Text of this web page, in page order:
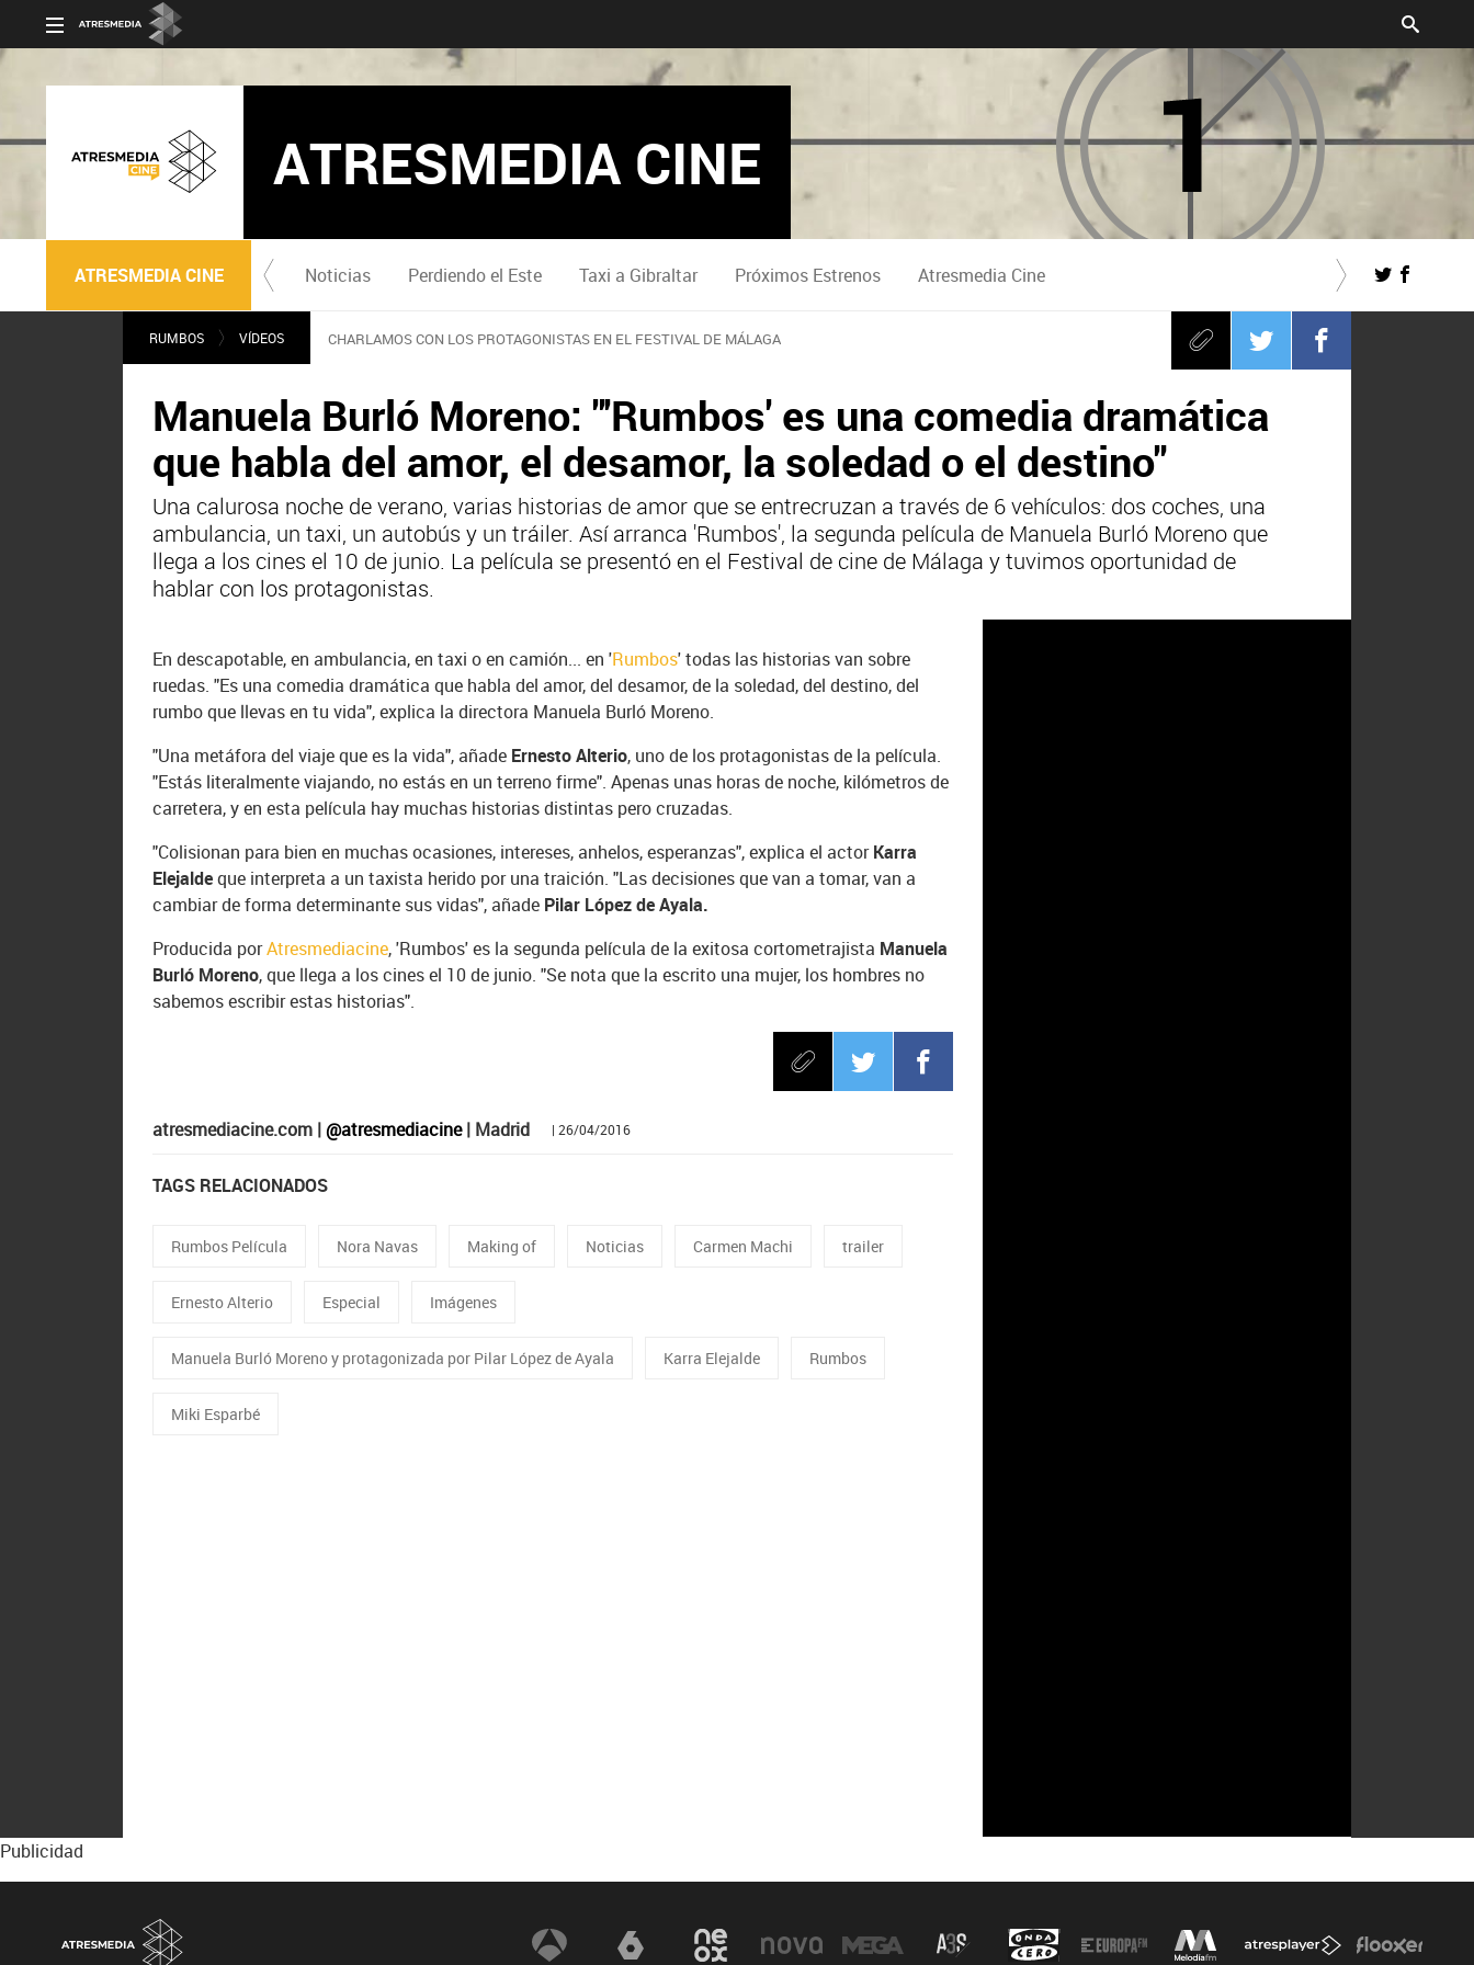
ATRESMEDIA CINE
ATRESMEDIA CINE Noticias Perdiendo el Este Taxi a Gibraltar Próximos Estrenos Atresmedia Cine
RUMBOS VÍDEOS CHARLAMOS CON LOS PROTAGONISTAS EN EL FESTIVAL DE MÁLAGA
Manuela Burló Moreno: "'Rumbos' es una comedia dramática
que habla del amor, el desamor, la soledad o el destino"
Una calurosa noche de verano, varias historias de amor que se entrecruzan a través de 6 vehículos: dos coches, una
ambulancia, un taxi, un autobús y un tráiler. Así arranca 'Rumbos', la segunda película de Manuela Burló Moreno que
llega a los cines el 10 de junio. La película se presentó en el Festival de cine de Málaga y tuvimos oportunidad de
hablar con los protagonistas.
En descapotable, en ambulancia, en taxi o en camión... en 'Rumbos' todas las historias van sobre
ruedas. "Es una comedia dramática que habla del amor, del desamor, de la soledad, del destino, del
rumbo que llevas en tu vida", explica la directora Manuela Burló Moreno.
"Una metáfora del viaje que es la vida", añade Ernesto Alterio, uno de los protagonistas de la película.
"Estás literalmente viajando, no estás en un terreno firme". Apenas unas horas de noche, kilómetros de
carretera, y en esta película hay muchas historias distintas pero cruzadas.
"Colisionan para bien en muchas ocasiones, intereses, anhelos, esperanzas", explica el actorKarra
Elejaldeque interpreta a un taxista herido por una traición. "Las decisiones que van a tomar, van a
cambiar de forma determinante sus vidas", añade Pilar López de Ayala.
Producida porAtresmediacine, 'Rumbos' es la segunda película de la exitosa cortometrajista Manuela
Burló Moreno, que llega a los cines el 10 de junio. "Se nota que la escrito una mujer, los hombres no
sabemos escribir estas historias".
atresmediacine.com |@atresmediacine| Madrid | 26/04/2016
TAGS RELACIONADOS
Rumbos Película Nora Navas Making of Noticias Carmen Machi trailer
Ernesto Alterio Especial Imágenes
Manuela Burló Moreno y protagonizada por Pilar López de Ayala Karra Elejalde Rumbos
Miki Esparbé
Publicidad